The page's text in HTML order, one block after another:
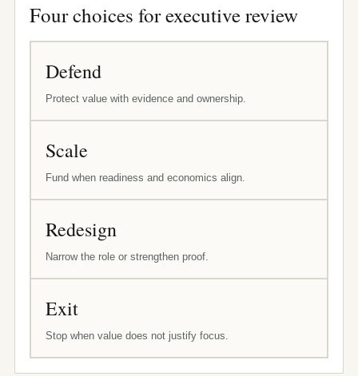
Four choices for executive review
Defend
Protect value with evidence and ownership.
Scale
Fund when readiness and economics align.
Redesign
Narrow the role or strengthen proof.
Exit
Stop when value does not justify focus.